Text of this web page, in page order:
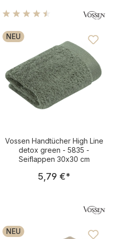
NEU
Vossen Handtücher High Line
detox green - 5835 -
Seiflappen 30x30 cm
Regulärer Preis:
5,79 €*
NEU